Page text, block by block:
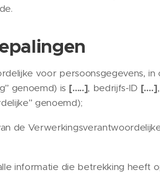
voor persoonsgegevens,
genoemd) is […..], bedrijfs-ID [….]
genoemd);
de
informatie die betrekking heeft